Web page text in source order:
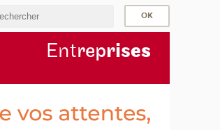
Entreprises